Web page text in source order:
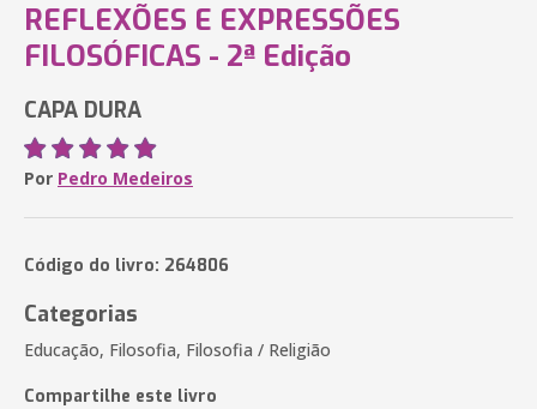
REFLEXÕES E EXPRESSÕES
FILOSÓFICAS - 2ª Edição
CAPA DURA
Por Pedro Medeiros
Código do livro: 264806
Categorias
Educação, Filosofia, Filosofia / Religião
Compartilhe este livro